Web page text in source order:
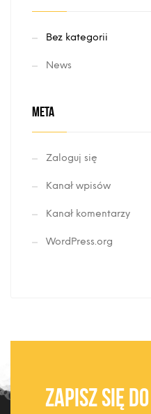
Bez kategorii
News
META
Zaloguj się
Kanał wpisów
Kanał komentarzy
WordPress.org
zapisz się